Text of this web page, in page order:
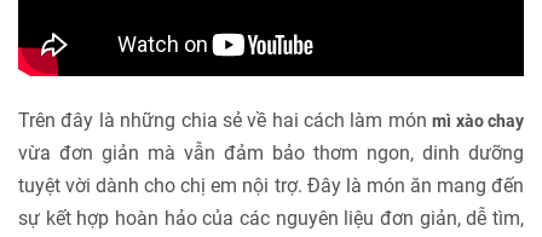
Trên đây là những chia sẻ về hai cách làm mónmì xào chay
vừa đơn giản mà vẫn đảm bảo thơm ngon, dinh dưỡng
tuyệt vời dành cho chị em nội trợ. Đây là món ăn mang đến
sự kết hợp hoàn hảo của các nguyên liệu đơn giản, dễ tìm,